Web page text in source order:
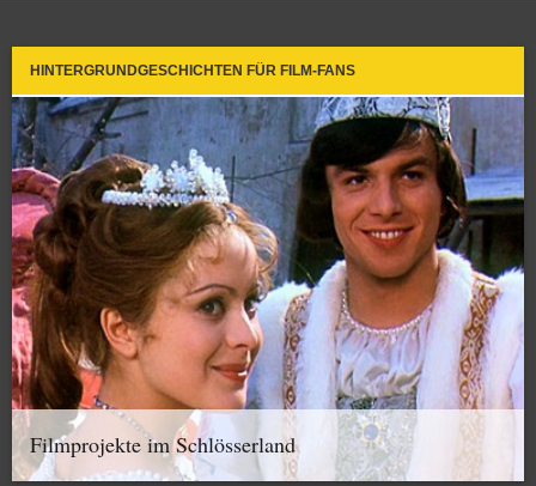
HINTERGRUNDGESCHICHTEN FÜR FILM-FANS
Filmprojekte im Schlösserland